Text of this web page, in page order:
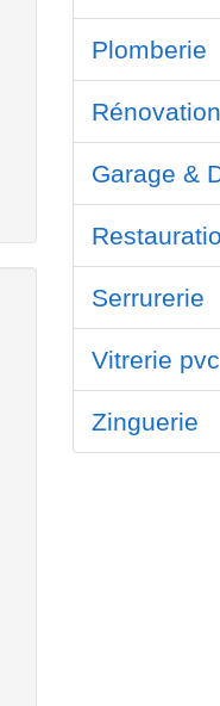
Plomberie
Garage &
Serrurerie
Vitrerie pvc
Zinguerie